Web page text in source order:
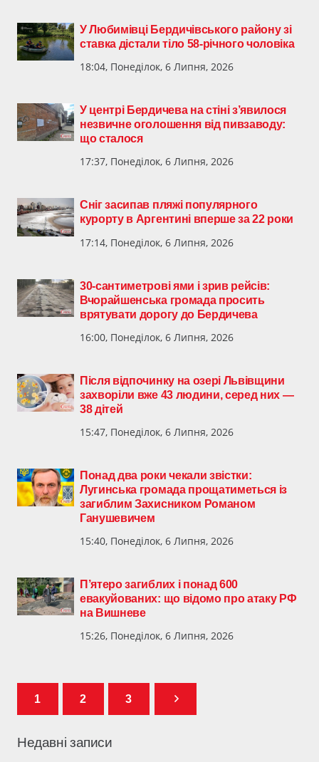
У Любимівці Бердичівського району зі
ставка дістали тіло 58-річного чоловіка
18:04, Понеділок, 6 Липня, 2026
У центрі Бердичева на стіні з’явилося
незвичне оголошення від пивзаводу:
що сталося
17:37, Понеділок, 6 Липня, 2026
Сніг засипав пляжі популярного
курорту в Аргентині вперше за 22 роки
17:14, Понеділок, 6 Липня, 2026
30-сантиметрові ями і зрив рейсів:
Вчорайшенська громада просить
врятувати дорогу до Бердичева
16:00, Понеділок, 6 Липня, 2026
Після відпочинку на озері Львівщини
захворіли вже 43 людини, серед них —
38 дітей
15:47, Понеділок, 6 Липня, 2026
Понад два роки чекали звістки:
Лугинська громада прощатиметься із
загиблим Захисником Романом
Ганушевичем
15:40, Понеділок, 6 Липня, 2026
П’ятеро загиблих і понад 600
евакуйованих: що відомо про атаку РФ
на Вишневе
15:26, Понеділок, 6 Липня, 2026
1 2 3
Недавні записи